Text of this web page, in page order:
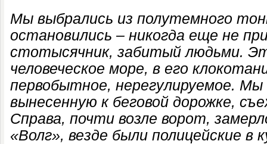
Мы выбрались из полутемного
остановились – никогда еще не
стотысячник, забитый людьми.
человеческое море, в его
первобытное, нерегулируемое. Мы
вынесенную к беговой дорожке,
Справа, почти возле ворот,
«Волг», везде были полицейские в